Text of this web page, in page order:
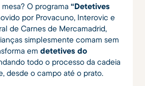
O programa “Detetives
por Provacuno, Interovic e
de Carnes de Mercamadrid,
simplesmente comam sem
em detetives do
todo o processo da cadeia
desde o campo até o prato.